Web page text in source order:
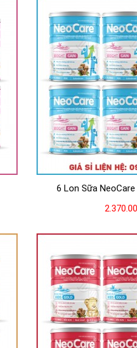
6 Lon Sữa